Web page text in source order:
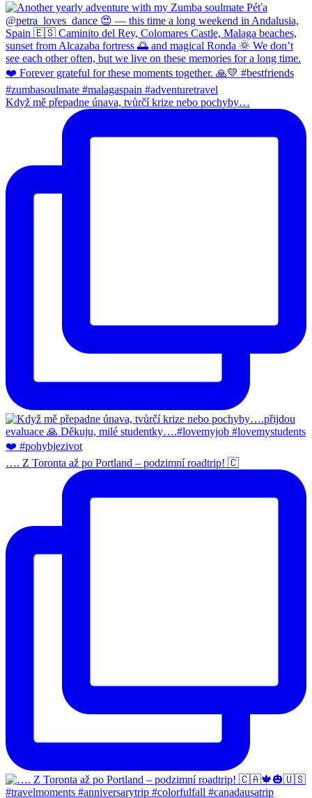
Když mě přepadne únava, tvůrčí krize nebo pochyby…
…. Z Toronta až po Portland – podzimní roadtrip! 🇨